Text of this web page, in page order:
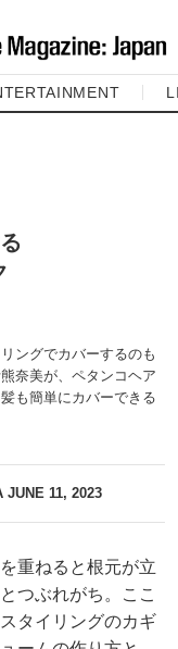
ングでカバーするのも
奈美が、ペタンコヘア
も簡単にカバーできる
JUNE 11, 2023
重ねると根元が立
つぶれがち。ここ
タイリングのカギ